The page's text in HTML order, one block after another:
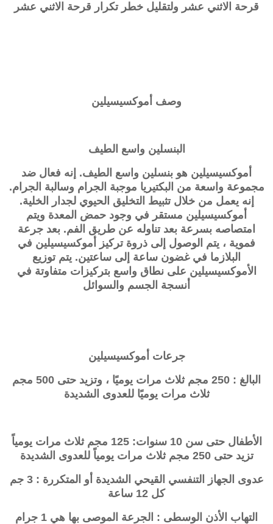
قرحة الاثني عشر ولتقليل خطر تكرار قرحة الاثني عشر
وصف أموكسيسيلين
البنسلين واسع الطيف
أموكسيسيلين هو بنسلين واسع الطيف. إنه فعال ضد
مجموعة واسعة من البكتيريا موجبة الجرام وسالبة الجرام.
إنه يعمل من خلال تثبيط التخليق الحيوي لجدار الخلية.
أموكسيسيلين مستقر في وجود حمض المعدة ويتم
امتصاصه بسرعة بعد تناوله عن طريق الفم. بعد جرعة
فموية ، يتم الوصول إلى ذروة تركيز أموكسيسيلين في
البلازما في غضون ساعة إلى ساعتين. يتم توزيع
الأموكسيسيلين على نطاق واسع بتركيزات متفاوتة في
أنسجة الجسم والسوائل
جرعات أموكسيسيلين
البالغ : 250 مجم ثلاث مرات يوميًا ، وتزيد حتى 500 مجم
ثلاث مرات يوميًا للعدوى الشديدة
الأطفال حتى سن 10 سنوات: 125 مجم ثلاث مرات يومياً
تزيد حتى 250 مجم ثلاث مرات يومياً للعدوى الشديدة
عدوى الجهاز التنفسي القيحي الشديدة أو المتكررة : 3 جم
كل 12 ساعة
التهاب الأذن الوسطى : الجرعة الموصى بها هي 1 جرام